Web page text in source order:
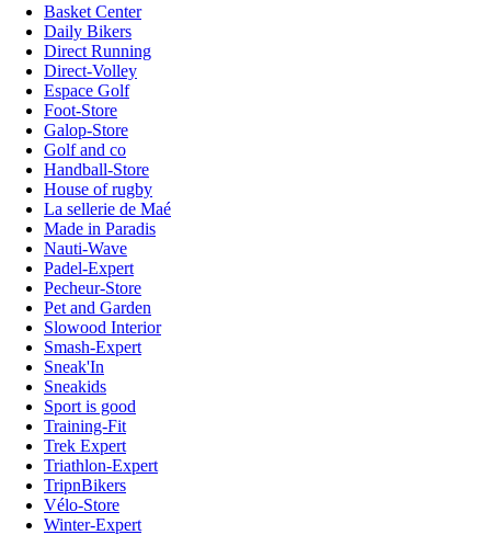
Basket Center
Daily Bikers
Direct Running
Direct-Volley
Espace Golf
Foot-Store
Galop-Store
Golf and co
Handball-Store
House of rugby
La sellerie de Maé
Made in Paradis
Nauti-Wave
Padel-Expert
Pecheur-Store
Pet and Garden
Slowood Interior
Smash-Expert
Sneak'In
Sneakids
Sport is good
Training-Fit
Trek Expert
Triathlon-Expert
TripnBikers
Vélo-Store
Winter-Expert